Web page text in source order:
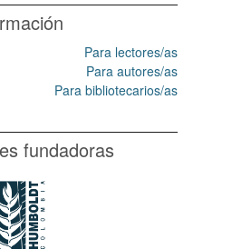
Para lectores/as
Para autores/as
Para bibliotecarios/as
fundadoras